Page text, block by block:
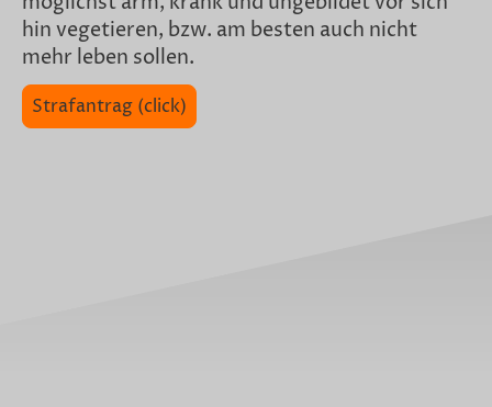
hin vegetieren, bzw. am besten auch nicht
mehr leben sollen.
Strafantrag (click)